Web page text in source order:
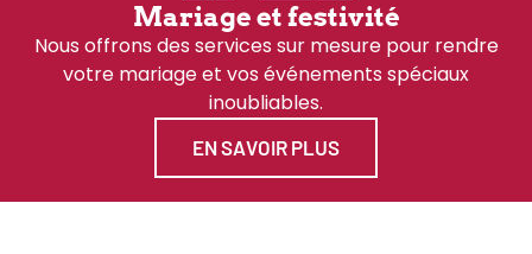
Mariage et festivité
Nous offrons des services sur mesure pour rendre
votre mariage et vos événements spéciaux
inoubliables.
EN SAVOIR PLUS